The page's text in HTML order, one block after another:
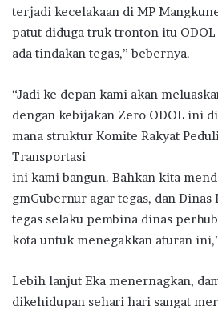
terjadi kecelakaan di MP
patut diduga truk tronton itu
ada tindakan tegas,” bebernya.
“Jadi ke depan kami akan
dengan kebijakan Zero ODOL ini
mana struktur Komite Rakyat
Transportasi
ini kami bangun. Bahkan kita
gmGubernur agar tegas, dan Dinas
tegas selaku pembina dinas
kota untuk menegakkan aturan
Lebih lanjut Eka menernagkan,
dikehidupan sehari hari sangat